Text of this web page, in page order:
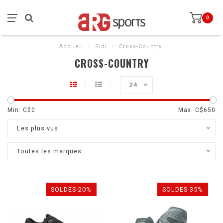
0
Accueil / Sidi / Cross-Country
CROSS-COUNTRY
24
Min: C$0 Max: C$ 650
Les plus vus
Toutes les marques
SOLDES-20% SOLDES-35%